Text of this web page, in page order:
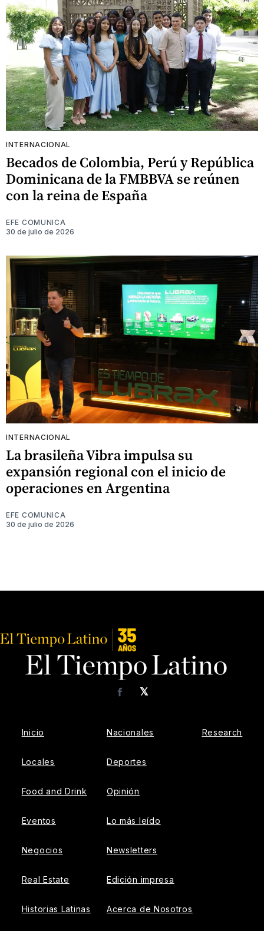
INTERNACIONAL
Becados de Colombia, Perú y República
Dominicana de la FMBBVA se reúnen
con la reina de España
EFE COMUNICA
30 de julio de 2026
INTERNACIONAL
La brasileña Vibra impulsa su
expansión regional con el inicio de
operaciones en Argentina
EFE COMUNICA
30 de julio de 2026
𝕏
Facebook
Inicio
Locales
Food and Drink
Eventos
Negocios
Real Estate
Historias Latinas
Nacionales
Deportes
Opinión
Lo más leído
Newsletters
Edición impresa
Acerca de Nosotros
Research